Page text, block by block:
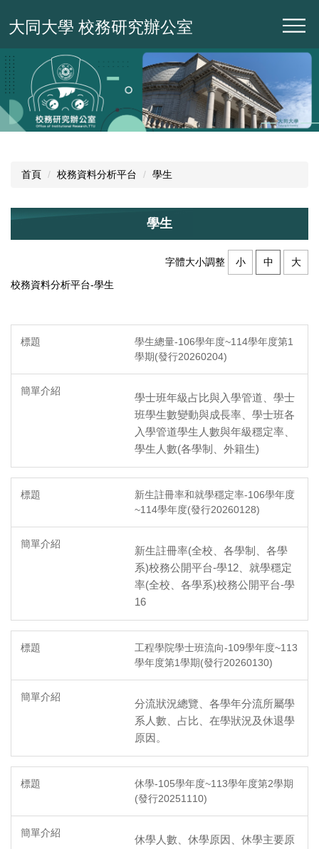
到
要
內
容
區
大同大學 校務研究辦公室
首頁 校務資料分析平台 學生
學生
字體大小調整 小 中
大
校務資料分析平台-學生
學生總量-106學年度~114學年度第1
學期(發行20260204)
學士班年級占比與入學管道、學士
班學生數變動與成長率、學士班各
入學管道學生人數與年級穩定率、
學生人數(各學制、外籍生)
新生註冊率和就學穩定率-106學年度
~114學年度(發行20260128)
新生註冊率(全校、各學制、各學
系)校務公開平台-學12、就學穩定
率(全校、各學系)校務公開平台-學
16
工程學院學士班流向-109學年度~113
學年度第1學期(發行20260130)
分流狀況總覽、各學年分流所屬學
系人數、占比、在學狀況及休退學
原因。
休學-105學年度~113學年度第2學期
(發行20251110)
休學人數、休學原因、休學主要原